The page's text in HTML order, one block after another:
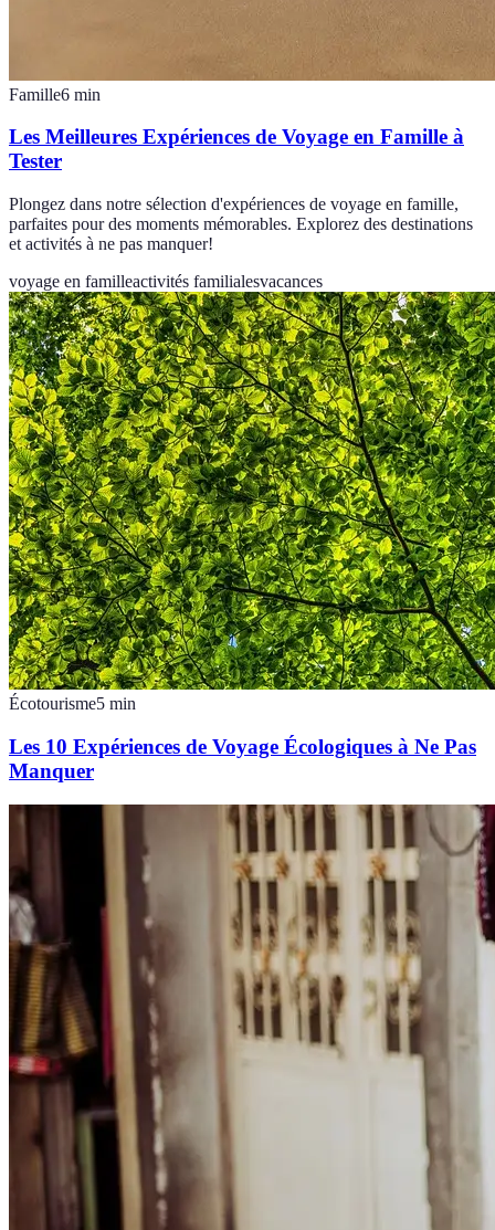
Famille6 min
Les Meilleures Expériences de Voyage en Famille à
Tester
Plongez dans notre sélection d'expériences de voyage en famille,
parfaites pour des moments mémorables. Explorez des destinations
et activités à ne pas manquer!
voyage en familleactivités familialesvacances
Écotourisme5 min
Les 10 Expériences de Voyage Écologiques à Ne Pas
Manquer